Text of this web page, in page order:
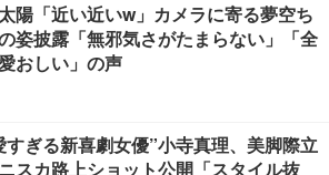
陽「近い近いw」カメラに寄る夢空ち
姿披露「無邪気さがたまらない」「全
おしい」の声
すぎる新喜劇女優”小寺真理、美脚際立
スカ路上ショット公開「スタイル抜